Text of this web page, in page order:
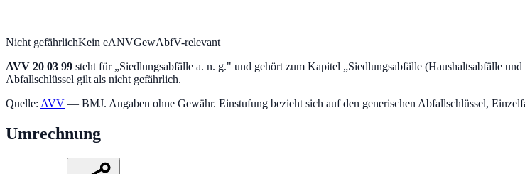
Nicht gefährlichKein eANVGewAbfV-relevant
AVV 20 03 99 steht für „Siedlungsabfälle a. n. g." und gehört zum Kapitel „Siedlungsabfälle (Haushaltsabfälle
Abfallschlüssel gilt als nicht gefährlich.
Quelle: AVV — BMJ. Angaben ohne Gewähr. Einstufung bezieht sich auf den generischen Abfallschlüssel,
Umrechnung